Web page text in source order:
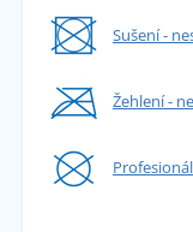
Sušení -
Žehlení -